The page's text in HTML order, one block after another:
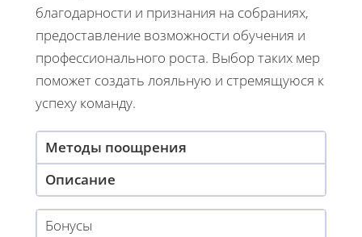
благодарности и признания на собраниях,
предоставление возможности обучения и
профессионального роста. Выбор таких мер
поможет создать лояльную и стремящуюся к
успеху команду.
Методы поощрения
Описание
Бонусы